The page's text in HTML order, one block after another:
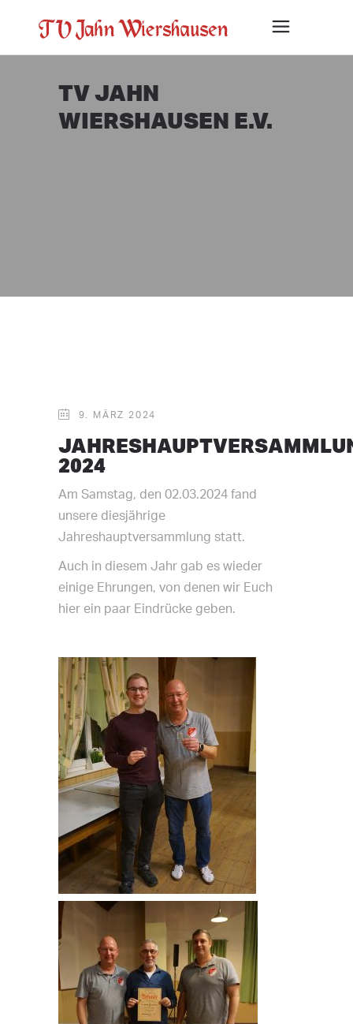
TV JAHN
WIERSHAUSEN E.V.
9. MÄRZ 2024
2024
Am Samstag, den 02.03.2024 fand
unsere diesjährige
Jahreshauptversammlung statt.
Auch in diesem Jahr gab es wieder
einige Ehrungen, von denen wir Euch
hier ein paar Eindrücke geben.